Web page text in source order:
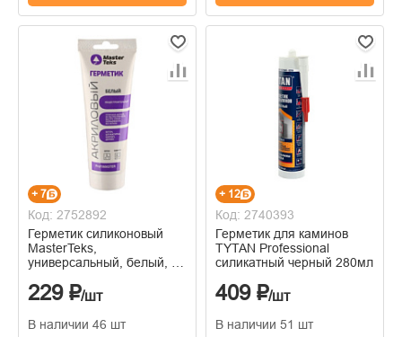
+ 7
Код: 2752892
Герметик силиконовый
MasterTeks,
универсальный, белый, 80
229 ₽/шт
В наличии 46 шт
+ 12
Код: 2740393
Герметик для каминов
TYTAN Professional
силикатный черный 280мл
409 ₽/шт
В наличии 51 шт